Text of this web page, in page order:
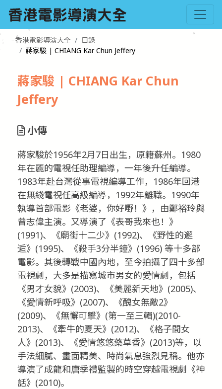
香港電影導演大全
目錄
蔣家駿 | CHIANG Kar Chun Jeffery
蔣家駿 | CHIANG Kar Chun
Jeffery
小傳
蔣家駿於1956年2月7日出生，原籍蘇州。1980
年在麗的電視任助理編導，一年後升任編導。
1983年赴台灣從事電視編導工作，1986年回港
在無綫電視任高級編導，1992年離職。1990年
執導首部電影《老婆，你好嘢！》，由鄭裕玲與
曾志偉主演。又導演了《表哥我來也！》
(1991)、《廟街十二少》(1992)、《野性的邂
逅》(1995)、《殺手3分半鐘》(1996) 等十多部
電影。其後轉戰中國內地，至今拍攝了四十多部
電視劇，大多是描寫城市男女的愛情劇，包括
《男才女貌》(2003)、《美麗新天地》(2005)、
《愛情新呼吸》(2007)、《醜女無敵2》
(2009)、《無懈可擊》(第一至三輯)(2010-
2013)、《牽牛的夏天》(2012)、《格子間女
人》(2013)、《愛情悠悠藥草香》(2013)等，以
手法細膩、畫面精美、時尚氣息強烈見稱。他亦
導演了成龍和唐季禮監製的時空穿越電視劇《神
話》(2010)。